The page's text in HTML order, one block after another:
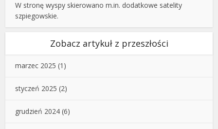
W stronę wyspy skierowano m.in. dodatkowe satelity
szpiegowskie.
Zobacz artykuł z przeszłości
marzec 2025 (1)
styczeń 2025 (2)
grudzień 2024 (6)